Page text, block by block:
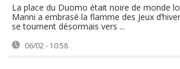
La place du Duomo était noire de monde
Manni a embrasé la flamme des Jeux
se tournent désormais vers ...
06/02 - 10:58